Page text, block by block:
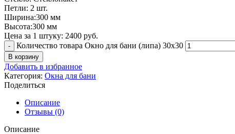
Петли: 2 шт.
Ширина:300 мм
Высота:300 мм
Цена за 1 штуку: 2400 руб.
Количество товара Окно для бани (липа) 30х30
В корзину
Добавить в избранное
Категория: Окна для бани
Поделиться
Описание
Отзывы (0)
Описание